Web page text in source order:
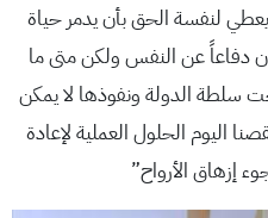
لنفسة الحق بأن يدمر حياة
دفاعاً عن النفس ولكن متى ما
سلطة الدولة ونفوذها لا يمكن
اليوم الحلول العملية لإعادة
إزهاق الأرواح”